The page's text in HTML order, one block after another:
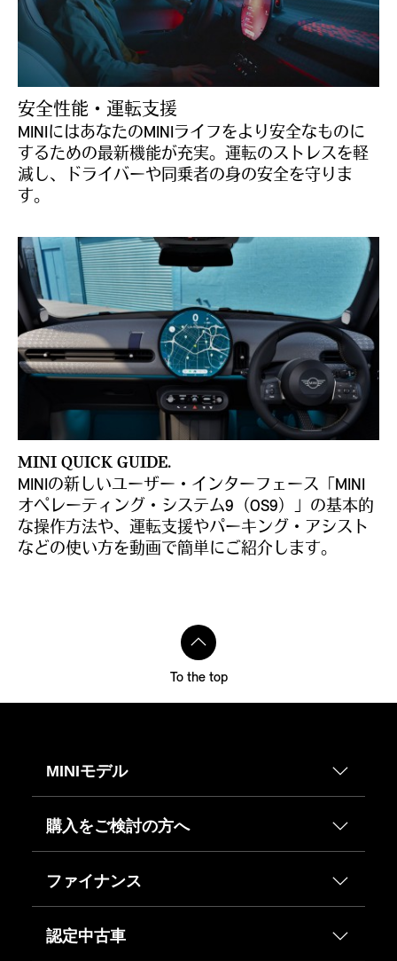
安全性能・運転支援
MINIにはあなたのMINIライフをより安全なものに
するための最新機能が充実。運転のストレスを軽
減し、ドライバーや同乗者の身の安全を守りま
す。
MINI QUICK GUIDE.
MINIの新しいユーザー・インターフェース「MINI
オペレーティング・システム9（OS9）」の基本的
な操作方法や、運転支援やパーキング・アシスト
などの使い方を動画で簡単にご紹介します。
To the top
MINIモデル
購入をご検討の方へ
ファイナンス
認定中古車